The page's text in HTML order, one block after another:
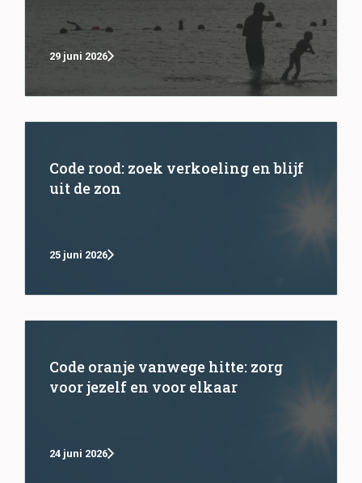
29 juni 2026
Code rood: zoek verkoeling en blijf
uit de zon
25 juni 2026
Code oranje vanwege hitte: zorg
voor jezelf en voor elkaar
24 juni 2026